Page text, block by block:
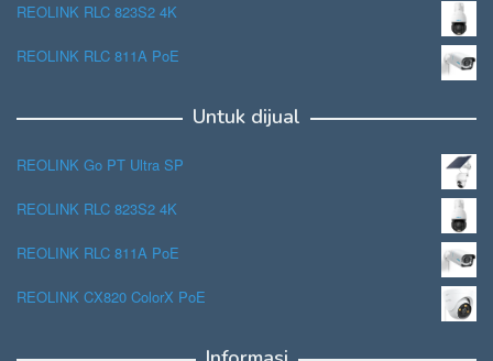
REOLINK RLC 823S2 4K
REOLINK RLC 811A PoE
Untuk dijual
REOLINK Go PT Ultra SP
REOLINK RLC 823S2 4K
REOLINK RLC 811A PoE
REOLINK CX820 ColorX PoE